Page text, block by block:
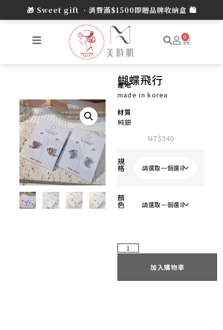
0
蝴蝶飛行
產地
made in korea
材質
純銀
NT$340
規
格
顏
色
加入購物車